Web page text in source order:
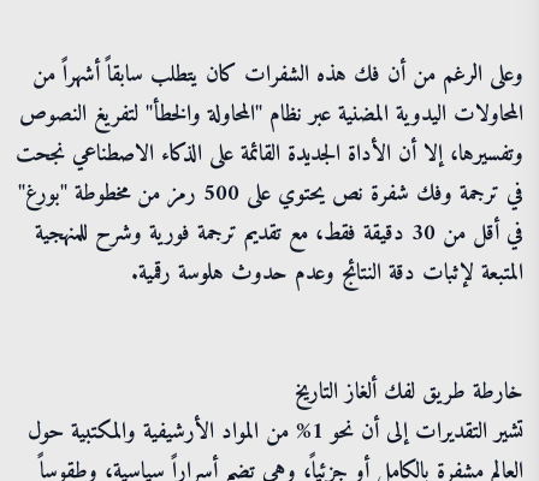
وعلى الرغم من أن فك هذه الشفرات كان يتطلب سابقاً أشهراً من
المحاولات اليدوية المضنية عبر نظام "المحاولة والخطأ" لتفريغ النصوص
وتفسيرها، إلا أن الأداة الجديدة القائمة على الذكاء الاصطناعي نجحت
في ترجمة وفك شفرة نص يحتوي على 500 رمز من مخطوطة "بورغ"
في أقل من 30 دقيقة فقط، مع تقديم ترجمة فورية وشرح للمنهجية
المتبعة لإثبات دقة النتائج وعدم حدوث هلوسة رقمية.
خارطة طريق لفك ألغاز التاريخ
تشير التقديرات إلى أن نحو 1% من المواد الأرشيفية والمكتبية حول
العالم مشفرة بالكامل أو جزئياً، وهي تضم أسراراً سياسية، وطقوساً